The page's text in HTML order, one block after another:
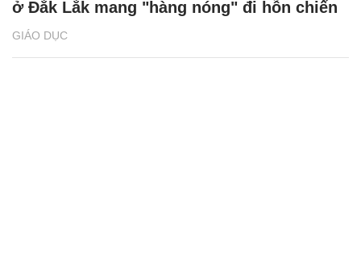
GIÁO DỤC
ở Đắk Lắk mang "hàng nóng" đi hỗn chiến